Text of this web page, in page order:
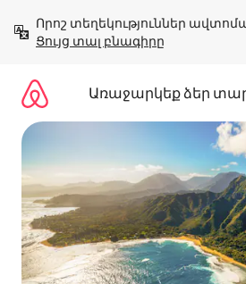
բովանդակությանը
Ցույց տալ բնագիրը
Առաջարկեք ձեր